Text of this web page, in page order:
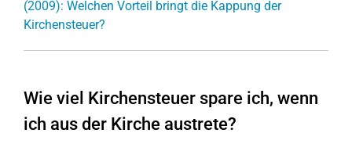
(2009): Welchen Vorteil bringt die Kappung der
Kirchensteuer?
Wie viel Kirchensteuer spare ich, wenn
ich aus der Kirche austrete?